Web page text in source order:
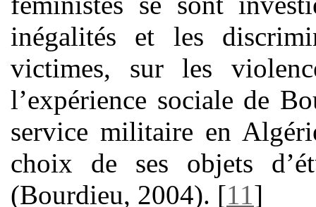
inégalités et les
victimes, sur les
l’expérience sociale de
service militaire en
choix de ses objets
(Bourdieu, 2004). [11 ]